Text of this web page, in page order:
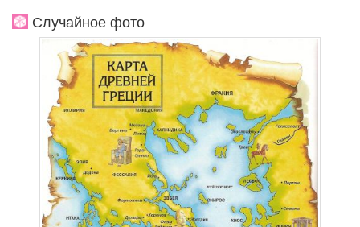
Случайное фото